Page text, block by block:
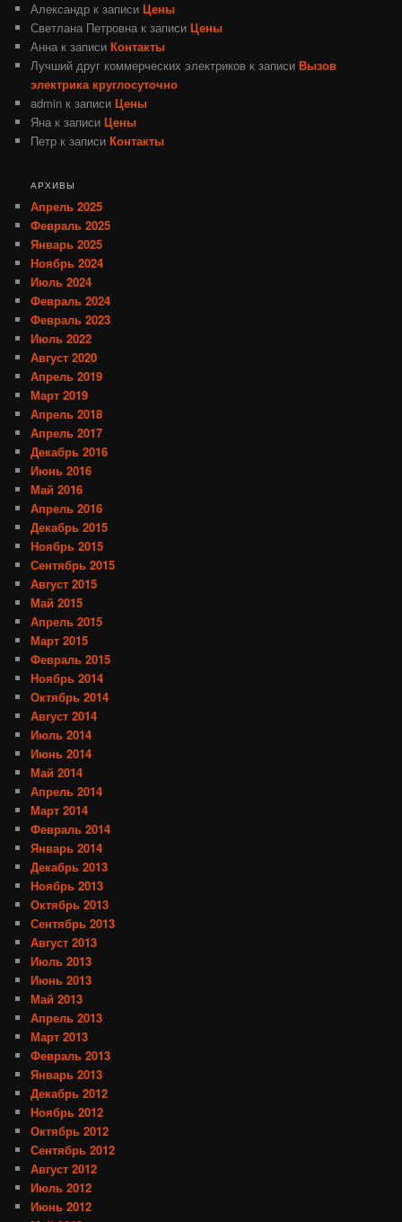
Александр к записиЦены
Светлана Петровна к записиЦены
Анна к записиКонтакты
Лучший друг коммерческих электриков к записиВызов
электрика круглосуточно
admin к записиЦены
Яна к записиЦены
Петр к записиКонтакты
АРХИВЫ
Апрель 2025
Февраль 2025
Январь 2025
Ноябрь 2024
Июль 2024
Февраль 2024
Февраль 2023
Июль 2022
Август 2020
Апрель 2019
Март 2019
Апрель 2018
Апрель 2017
Декабрь 2016
Июнь 2016
Май 2016
Апрель 2016
Декабрь 2015
Ноябрь 2015
Сентябрь 2015
Август 2015
Май 2015
Апрель 2015
Март 2015
Февраль 2015
Ноябрь 2014
Октябрь 2014
Август 2014
Июль 2014
Июнь 2014
Май 2014
Апрель 2014
Март 2014
Февраль 2014
Январь 2014
Декабрь 2013
Ноябрь 2013
Октябрь 2013
Сентябрь 2013
Август 2013
Июль 2013
Июнь 2013
Май 2013
Апрель 2013
Март 2013
Февраль 2013
Январь 2013
Декабрь 2012
Ноябрь 2012
Октябрь 2012
Сентябрь 2012
Август 2012
Июль 2012
Июнь 2012